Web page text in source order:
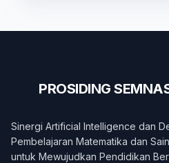
PROSIDING
Sinergi Artificial Intelligence dan
Pembelajaran Matematika dan
untuk Mewujudkan Pendidikan